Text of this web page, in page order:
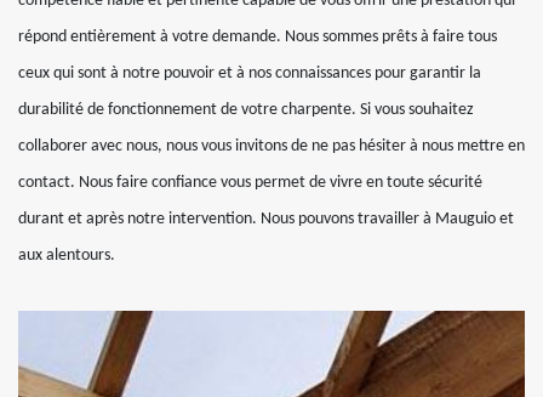
répond entièrement à votre demande. Nous sommes prêts à faire tous
ceux qui sont à notre pouvoir et à nos connaissances pour garantir la
durabilité de fonctionnement de votre charpente. Si vous souhaitez
collaborer avec nous, nous vous invitons de ne pas hésiter à nous mettre en
contact. Nous faire confiance vous permet de vivre en toute sécurité
durant et après notre intervention. Nous pouvons travailler à Mauguio et
aux alentours.